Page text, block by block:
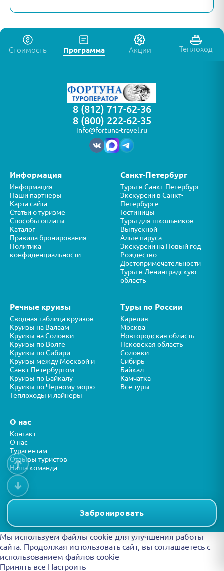
Стоимость Программа Акции Теплоход
Забронировать
8 (812) 717-62-36
8 (800) 222-62-35
info@fortuna-travel.ru
Информация
Информация
Наши партнеры
Карта сайта
Статьи о туризме
Способы оплаты
Каталог
Правила бронирования
Политика
конфиденциальности
Санкт-Петербург
Туры в Санкт-Петербург
Экскурсии в Санкт-
Петербурге
Гостиницы
Туры для школьников
Выпускной
Алые паруса
Экскурсии на Новый год
Рождество
Достопримечательности
Туры в Ленинградскую
область
Речные круизы
Сводная таблица круизов
Круизы на Валаам
Круизы на Соловки
Круизы по Волге
Круизы по Сибири
Круизы между Москвой и
Санкт-Петербургом
Круизы по Байкалу
Круизы по Черному морю
Теплоходы и лайнеры
Туры по России
Карелия
Москва
Новгородская область
Псковская область
Соловки
Сибирь
Байкал
Камчатка
Все туры
О нас
Контакт
О нас
Турагентам
Отзывы туристов
Наша команда
Представленная на сайте информация носит справочный характер и
не является публичной офертой.
↑
↓
Мы используем файлы cookie для улучшения работы
сайта. Продолжая использовать сайт, вы соглашаетесь с
использованием файлов cookie
Принять все Настроить